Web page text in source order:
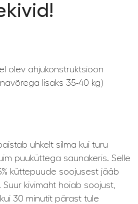
olev ahjukonstruktsioon
lisaks 35-40 kg)
uhkelt silma kui turu
puuküttega saunakeris. Selle
küttepuude soojusest jääb
kivimaht hoiab soojust,
30 minutit pärast tule